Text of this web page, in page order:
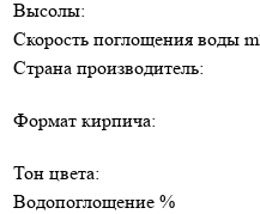
Высолы:
Скорость поглощения воды
Страна производитель:
Формат кирпича:
Тон цвета:
Водопоглощение %